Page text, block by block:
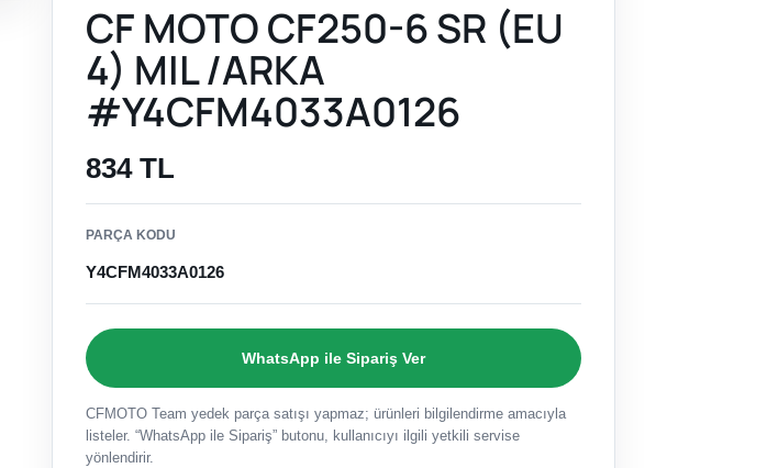
CF MOTO CF250-6 SR (EU
4) MIL /ARKA
#Y4CFM4033A0126
834 TL
PARÇA KODU
Y4CFM4033A0126
WhatsApp ile Sipariş Ver
CFMOTO Team yedek parça satışı yapmaz; ürünleri bilgilendirme amacıyla
listeler. “WhatsApp ile Sipariş” butonu, kullanıcıyı ilgili yetkili servise
yönlendirir.